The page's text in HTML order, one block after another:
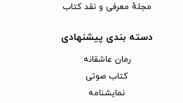
مجلهٔ معرفی و نقد کتاب
دسته بندی پیشنهادی
رمان عاشقانه
کتاب‌ صوتی
نمایشنامه